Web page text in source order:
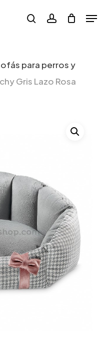
searchaccount
para perros y
Gris Lazo Rosa